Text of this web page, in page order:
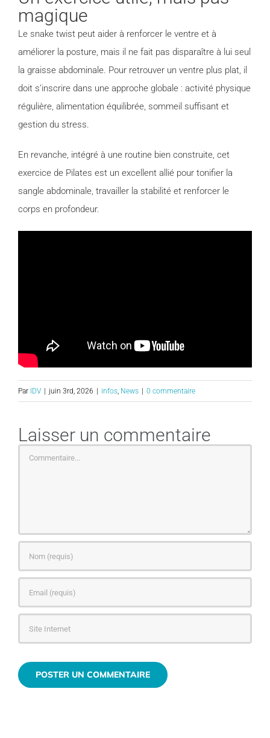
magique
Le snake twist peut aider à renforcer le ventre et à
améliorer la posture, mais il ne fait pas disparaître à lui seul
la graisse abdominale. Pour retrouver un ventre plus plat, il
doit s’inscrire dans une approche globale : activité physique
régulière, alimentation équilibrée, sommeil suffisant et
gestion du stress.
En revanche, intégré à une routine bien construite, cet
exercice de Pilates est un excellent allié pour tonifier la
sangle abdominale, travailler la stabilité et renforcer le
corps en profondeur.
Par IDV juin 3rd, 2026 infos, News 0 commentaire
Laisser un commentaire
Commentaire